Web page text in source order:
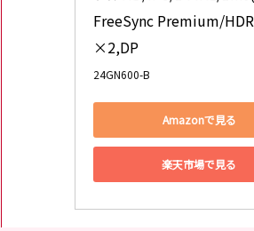
FreeSync Premium/
×2,DP
24GN600-B
Amazonで見る
楽天市場で見る